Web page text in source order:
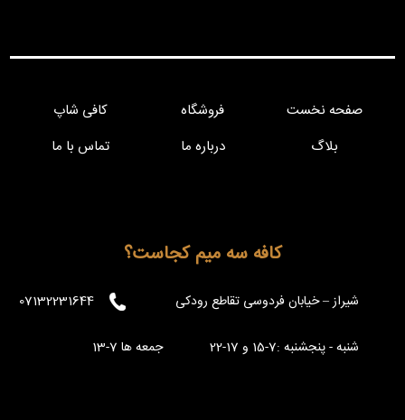
صفحه نخست فروشگاه
کافی شاپ
بلاگ
درباره ما تماس با ما
کافه سه میم کجاست؟
شیراز – خیابان فردوسی تقاطع رودکی 07132231644
شنبه - پنجشنبه :7-15 و 17-22 جمعه ها 7-13